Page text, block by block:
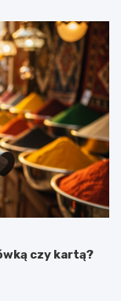
czy kartą?